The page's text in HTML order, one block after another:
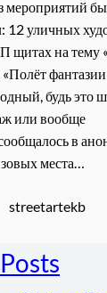
мероприятий
12 уличных
щитах на тему
фантазии
будь это
или вообще
в
места…
streetartekb